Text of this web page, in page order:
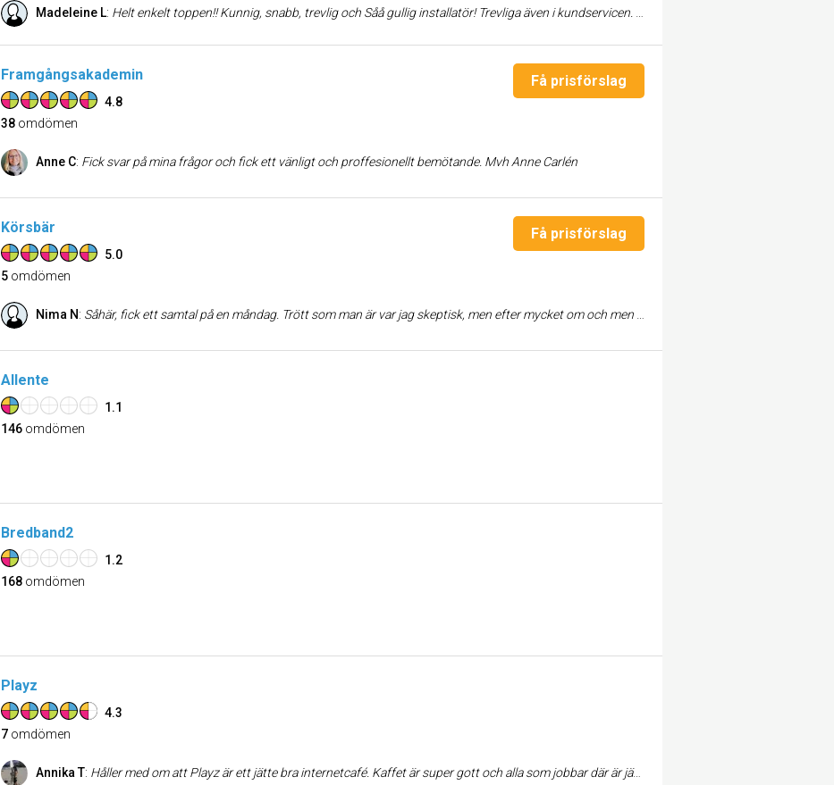
Madeleine L: Helt enkelt toppen!! Kunnig, snabb, trevlig och Såå gullig installatör! Trevliga även i kundservicen. Bästa firma, kan varmt rekommendera! Madeleine och Michael
Framgångsakademin
4.8
38 omdömen
Få prisförslag
Anne C: Fick svar på mina frågor och fick ett vänligt och proffesionellt bemötande. Mvh Anne Carlén
Körsbär
5.0
5 omdömen
Få prisförslag
Nima N: Såhär, fick ett samtal på en måndag. Trött som man är var jag skeptisk, men efter mycket om och men såg jag förbi min trötthet och lyssnade på den kvinnliga medarbetaren. Hon hjälpte mig inte bara med att fixa ett billigare pris för bredbandet, dessutom med snäppet högre hastighet, utan även med att fixa min tv som jag har haft problem med i cirka tre månader. Trevlig medarbetare som verkligen speglar av sig på bolaget. Fick även snabb kontakt med kundsupport. 5/5, bra jobbat Körsbär! Sånt vill vi se mer av.
Allente
1.1
146 omdömen
Bredband2
1.2
168 omdömen
Playz
4.3
7 omdömen
Annika T: Håller med om att Playz är ett jätte bra internetcafé. Kaffet är super gott och alla som jobbar där är jätte trevliga. Rekommenderas starkt!!